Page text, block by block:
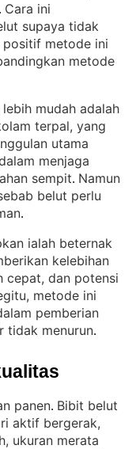
. Cara ini
supaya tidak
positif metode ini
metode
mudah adalah
terpal, yang
utama
menjaga
sempit. Namun
belut perlu
.
ialah beternak
kelebihan
cepat, dan potensi
metode ini
pemberian
tidak menurun.
panen. Bibit belut
aktif bergerak,
ukuran merata